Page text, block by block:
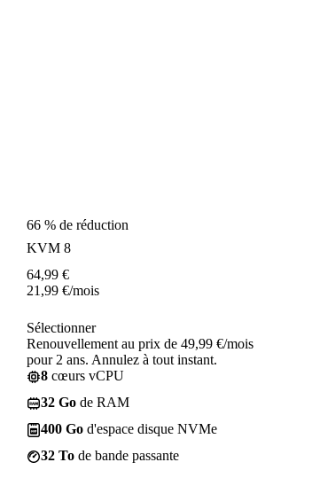
66 % de réduction
KVM 8
64,99 €
21,99 €/mois
Sélectionner
Renouvellement au prix de 49,99 €/mois
pour 2 ans. Annulez à tout instant.
8 cœurs vCPU
32 Go de RAM
400 Go d'espace disque NVMe
32 To de bande passante